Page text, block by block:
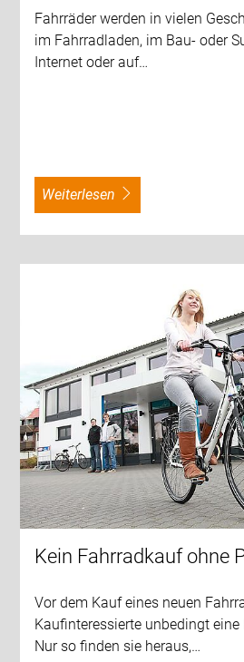
Fahrräder werden in vielen
im Fahrradladen, im Bau- oder
Internet oder auf…
weiterlesen
Kein Fahrradkauf ohne
Vor dem Kauf eines neuen
Kaufinteressierte unbedingt
Nur so finden sie heraus,…